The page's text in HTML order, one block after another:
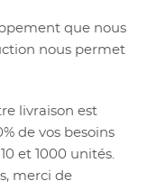
que nous
nous permet
livraison est
de vos besoins
et 1000 unités.
merci de